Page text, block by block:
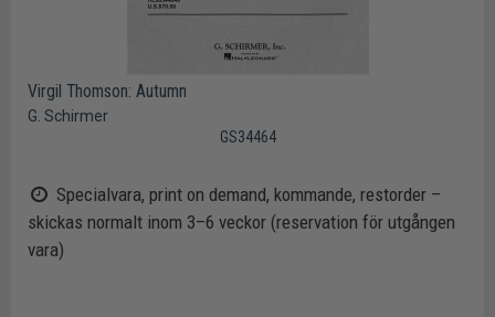
Virgil Thomson: Autumn
G. Schirmer
GS34464
Specialvara, print on demand, kommande, restorder –
skickas normalt inom 3–6 veckor (reservation för utgången
vara)